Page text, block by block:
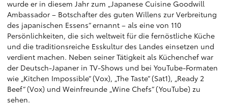
wurde er in diesem Jahr zum „Japanese Cuisine Goodwill
Ambassador – Botschafter des guten Willens zur Verbreitung
des japanischen Essens“ ernannt – als eine von 110
Persönlichkeiten, die sich weltweit für die fernöstliche Küche
und die traditionsreiche Esskultur des Landes einsetzen und
verdient machen. Neben seiner Tätigkeit als Küchenchef war
der Deutsch-Japaner in TV-Shows und bei YouTube-Formaten
wie „Kitchen Impossible“ (Vox), „The Taste“ (Sat1), „Ready 2
Beef“ (Vox) und Weinfreunde „Wine Chefs“ (YouTube) zu
sehen.